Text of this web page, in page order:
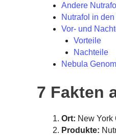
Andere
Nutrafol in
Vor- und
Vorteile
Nachteile
Nebula
7 Fakten
Ort: New York
Produkte: